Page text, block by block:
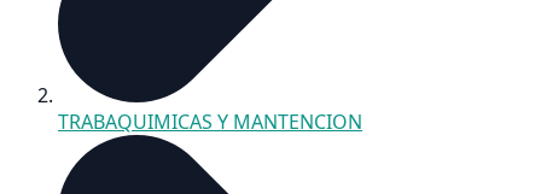
TRABAQUIMICAS Y MANTENCION